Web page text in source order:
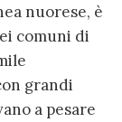
nuorese, è
comuni di
grandi
a pesare